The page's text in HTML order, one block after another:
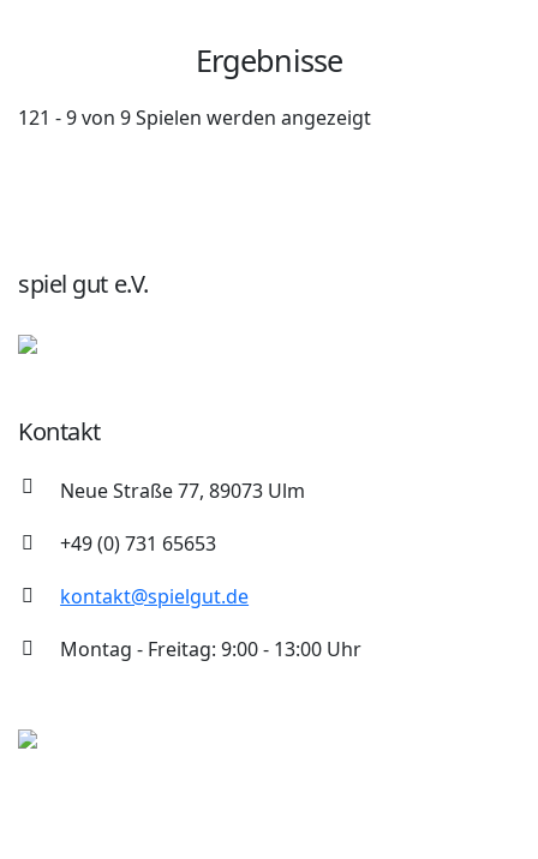
Ergebnisse
121 - 9 von 9 Spielen werden angezeigt
spiel gut e.V.
Kontakt
Neue Straße 77, 89073 Ulm
+49 (0) 731 65653
kontakt@spielgut.de
Montag - Freitag: 9:00 - 13:00 Uhr